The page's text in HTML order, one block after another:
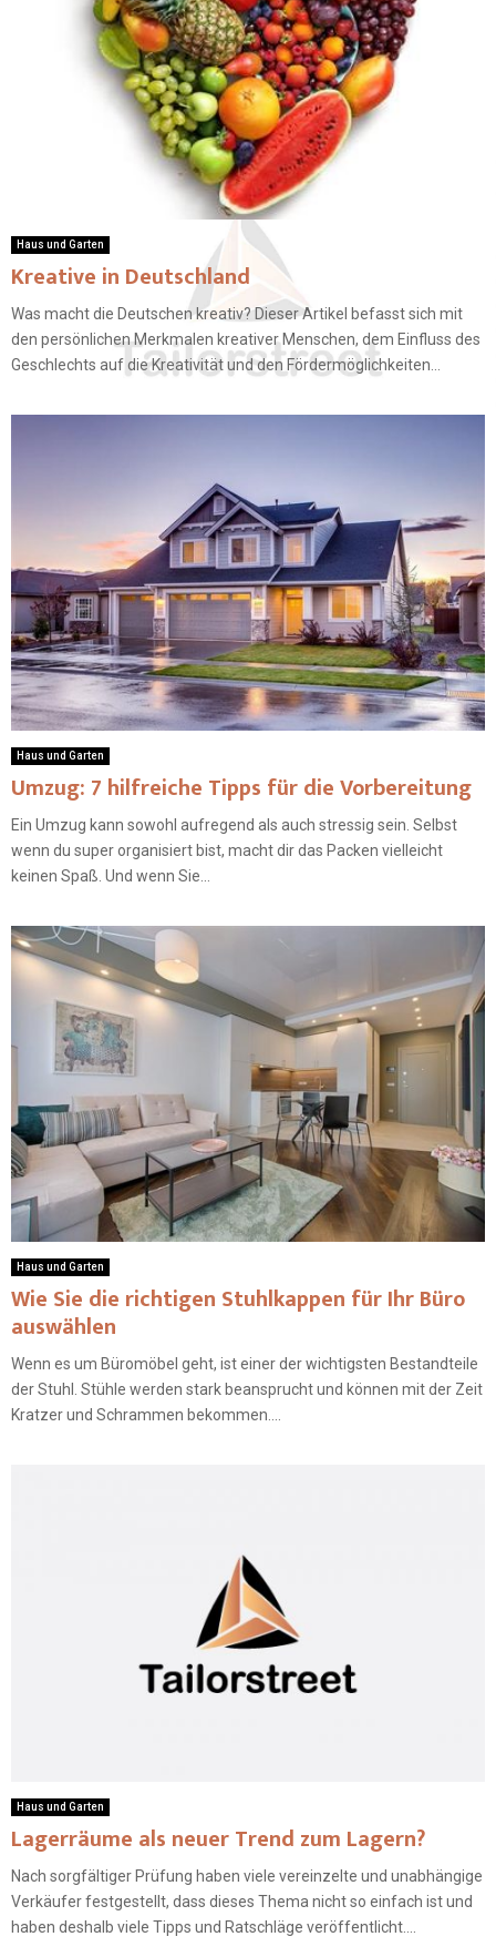
Haus und Garten
Kreative in Deutschland
Was macht die Deutschen kreativ? Dieser Artikel befasst sich mit
den persönlichen Merkmalen kreativer Menschen, dem Einfluss des
Geschlechts auf die Kreativität und den Fördermöglichkeiten...
Haus und Garten
Umzug: 7 hilfreiche Tipps für die Vorbereitung
Ein Umzug kann sowohl aufregend als auch stressig sein. Selbst
wenn du super organisiert bist, macht dir das Packen vielleicht
keinen Spaß. Und wenn Sie...
Haus und Garten
Wie Sie die richtigen Stuhlkappen für Ihr Büro
auswählen
Wenn es um Büromöbel geht, ist einer der wichtigsten Bestandteile
der Stuhl. Stühle werden stark beansprucht und können mit der Zeit
Kratzer und Schrammen bekommen....
Haus und Garten
Lagerräume als neuer Trend zum Lagern?
Nach sorgfältiger Prüfung haben viele vereinzelte und unabhängige
Verkäufer festgestellt, dass dieses Thema nicht so einfach ist und
haben deshalb viele Tipps und Ratschläge veröffentlicht....